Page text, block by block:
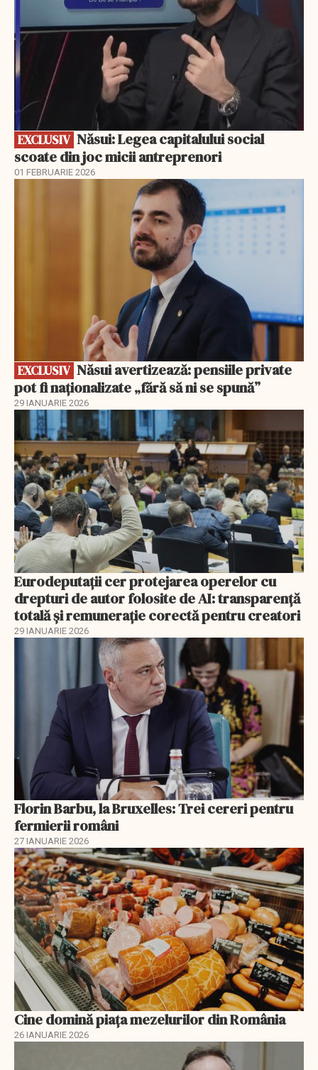
EXCLUSIV
scoate din joc micii antreprenori
01 FEBRUARIE 2026
EXCLUSIV
pot fi naționalizate „fără să ni se spună”
29 IANUARIE 2026
Eurodeputații cer protejarea operelor cu
drepturi de autor folosite de AI: transparență
totală și remunerație corectă pentru creatori
29 IANUARIE 2026
Florin Barbu, la Bruxelles: Trei cereri pentru
fermierii români
27 IANUARIE 2026
Cine domină piața mezelurilor din România
26 IANUARIE 2026